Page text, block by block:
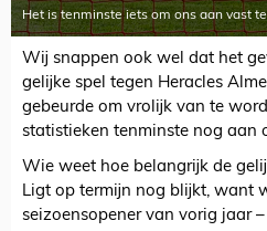
Het is tenminste iets om ons aan vast
Wij snappen ook wel dat het
gelijke spel tegen Heracles
gebeurde om vrolijk van te
statistieken tenminste nog aan
Wie weet hoe belangrijk de
Ligt op termijn nog blijkt, want
seizoensopener van vorig jaar